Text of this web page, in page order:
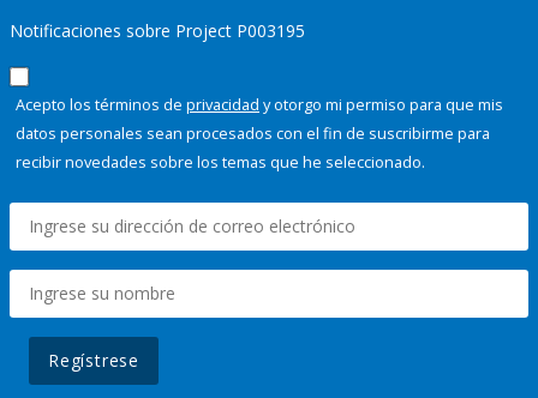
Notificaciones sobre Project P003195
Acepto los términos de privacidad y otorgo mi permiso para que mis
datos personales sean procesados con el fin de suscribirme para
recibir novedades sobre los temas que he seleccionado.
Regístrese